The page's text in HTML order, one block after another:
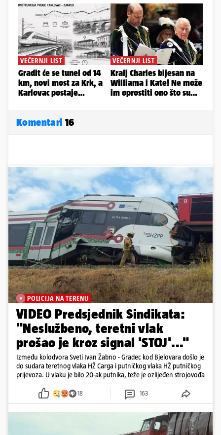
Komentari 16
POLICIJA NA TERENU
VIDEO Predsjednik Sindikata:
"Neslužbeno, teretni vlak
prošao je kroz signal 'STOJ'..."
Između kolodvora Sveti Ivan Žabno - Gradec kod Bjelovara došlo je
do sudara teretnog vlaka HŽ Carga i putničkog vlaka HŽ putničkog
prijevoza. U vlaku je bilo 20-ak putnika, teže je ozlijeđen strojovođa
18 163